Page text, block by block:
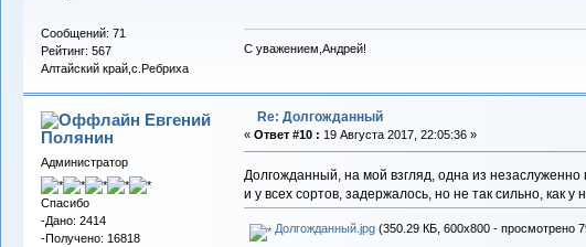
Сообщений: 71
Рейтинг: 567
Алтайский край,с.Ребриха
С уважением,Андрей!
Евгений
Полянин
Администратор
Спасибо
-Дано: 2414
-Получено: 16818
Re: Долгожданный
« Ответ #10 : 19 Августа 2017, 22:05:36 »
Долгожданный, на мой взгляд, одна из
и у всех сортов, задержалось, но не так сильно, как у
Долгожданный.jpg(350.29 КБ, 600x800 - просмотрено